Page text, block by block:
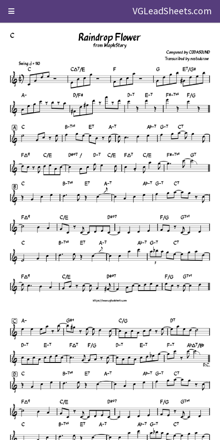
VGLeadSheets.com